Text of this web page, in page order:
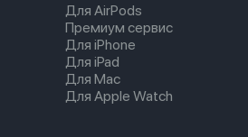
Для AirPods
Премиум сервис
Для iPhone
Для iPad
Для Mac
Для Apple Watch